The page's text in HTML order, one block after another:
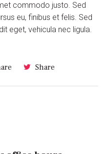
commodo justo. Sed
eu, finibus et felis. Sed
eget, vehicula nec ligula.
Share